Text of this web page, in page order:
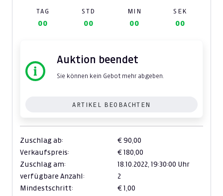
TAG STD MIN SEK
00 00 00 00
Auktion beendet
Sie können kein Gebot mehr abgeben.
ARTIKEL BEOBACHTEN
Zuschlag ab:
€ 90,00
Verkaufspreis:
€ 180,00
Zuschlag am:
18.10.2022, 19:30:00 Uhr
verfügbare Anzahl:
2
Mindestschritt:
€ 1,00